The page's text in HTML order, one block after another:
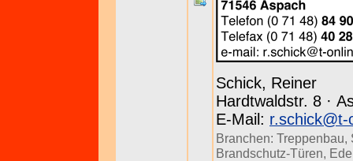
Schick, Reiner
Hardtwaldstr. 8 ·
E-Mail: r.schick@t-
Branchen: Treppenbau,
Brandschutz-Türen,